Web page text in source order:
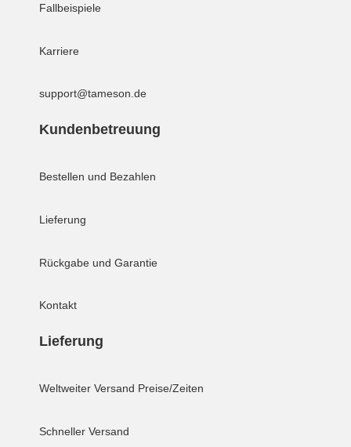
Fallbeispiele
Karriere
support@tameson.de
Kundenbetreuung
Bestellen und Bezahlen
Lieferung
Rückgabe und Garantie
Kontakt
Lieferung
Weltweiter Versand Preise/Zeiten
Schneller Versand